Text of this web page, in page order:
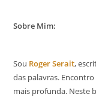
Sobre Mim:
Sou Roger Serait,
das palavras.
mais profunda. Neste